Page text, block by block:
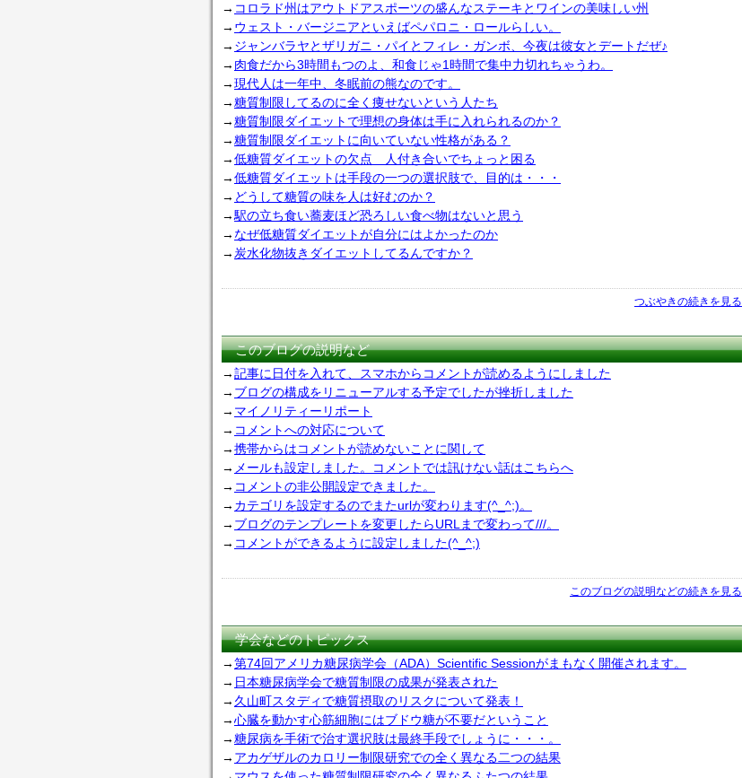
→ コロラド州はアウトドアスポーツの盛んなステーキとワインの美味しい州
→ ウェスト・バージニアといえばペパロニ・ロールらしい。
→ ジャンバラヤとザリガニ・パイとフィレ・ガンボ、今夜は彼女とデートだぜ♪
→ 肉食だから3時間もつのよ、和食じゃ1時間で集中力切れちゃうわ。
→現代人は一年中、冬眠前の熊なのです。
→糖質制限してるのに全く痩せないという人たち
→糖質制限ダイエットで理想の身体は手に入れられるのか？
→糖質制限ダイエットに向いていない性格がある？
→低糖質ダイエットの欠点 人付き合いでちょっと困る
→低糖質ダイエットは手段の一つの選択肢で、目的は・・・
→ どうして糖質の味を人は好むのか？
→駅の立ち食い蕎麦ほど恐ろしい食べ物はないと思う
→ なぜ低糖質ダイエットが自分にはよかったのか
→ 炭水化物抜きダイエットしてるんですか？
つぶやきの続きを見る
このブログの説明など
→記事に日付を入れて、スマホからコメントが読めるようにしました
→ ブログの構成をリニューアルする予定でしたが挫折しました
→ マイノリティーリポート
→ コメントへの対応について
→携帯からはコメントが読めないことに関して
→ メールも設定しました。コメントでは訊けない話はこちらへ
→ コメントの非公開設定できました。
→ カテゴリを設定するのでまたurlが変わります(^_^;)。
→ ブログのテンプレートを変更したらURLまで変わって///。
→ コメントができるように設定しました(^_^;)
このブログの説明などの続きを見る
学会などのトピックス
→第74回アメリカ糖尿病学会（ADA）Scientific Sessionがまもなく開催されます。
→ 日本糖尿病学会で糖質制限の成果が発表された
→ 久山町スタディで糖質摂取のリスクについて発表！
→心臓を動かす心筋細胞にはブドウ糖が不要だということ
→糖尿病を手術で治す選択肢は最終手段でしょうに・・・。
→ アカゲザルのカロリー制限研究での全く異なる二つの結果